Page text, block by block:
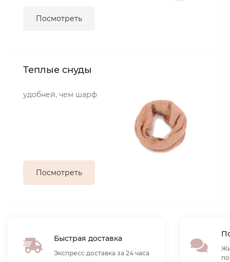
Посмотреть
Теплые снуды
удобней, чем шарф
Посмотреть
Быстрая доставка
Экспресс доставка за 24 часа